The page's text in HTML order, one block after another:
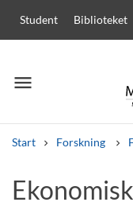
Student Biblioteket
menu
Meny
Start Forskning
Andra söktjänster